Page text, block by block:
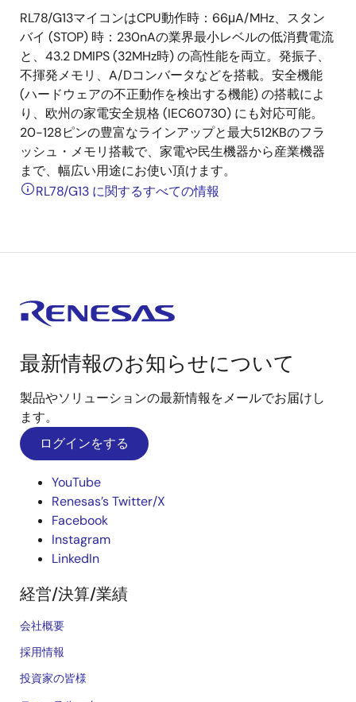
RL78/G13マイコンはCPU動作時：66μA/MHz、スタン
バイ (STOP) 時：230nAの業界最小レベルの低消費電流
と、43.2 DMIPS (32MHz時) の高性能を両立。発振子、
不揮発メモリ、A/Dコンバータなどを搭載。安全機能
(ハードウェアの不正動作を検出する機能) の搭載によ
り、欧州の家電安全規格 (IEC60730) にも対応可能。
20-128ピンの豊富なラインアップと最大512KBのフラ
ッシュ・メモリ搭載で、家電や民生機器から産業機器
まで、幅広い用途にお使い頂けます。
RL78/G13 に関するすべての情報
最新情報のお知らせについて
製品やソリューションの最新情報をメールでお届けし
ます。
ログインをする
YouTube
Renesas’s Twitter/X
Facebook
Instagram
LinkedIn
経営/決算/業績
会社概要
採用情報
投資家の皆様